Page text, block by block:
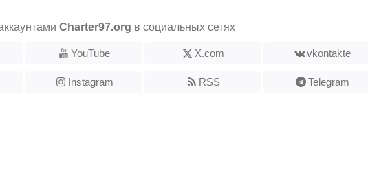
Charter97.org в социальных сетях
YouTube X.com vkontakte
Instagram RSS Telegram